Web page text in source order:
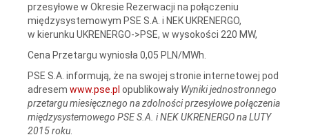
przesyłowe w Okresie Rezerwacji na połączeniu
międzysystemowym PSE S.A. i NEK UKRENERGO,
w kierunku UKRENERGO->PSE, w wysokości 220 MW,
Cena Przetargu wyniosła 0,05 PLN/MWh.
PSE S.A. informują, że na swojej stronie internetowej pod
adresem www.pse.pl opublikowały Wyniki jednostronnego
przetargu miesięcznego na zdolności przesyłowe połączenia
międzysystemowego PSE S.A. i NEK UKRENERGO na LUTY
2015 roku